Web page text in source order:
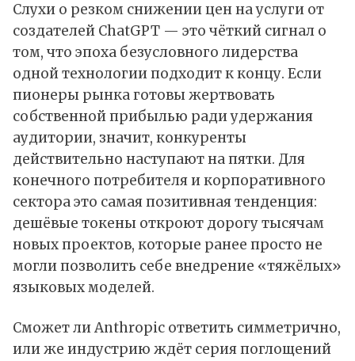
Слухи о резком снижении цен на услуги от
создателей ChatGPT — это чёткий сигнал о
том, что эпоха безусловного лидерства
одной технологии подходит к концу. Если
пионеры рынка готовы жертвовать
собственной прибылью ради удержания
аудитории, значит, конкуренты
действительно наступают на пятки. Для
конечного потребителя и корпоративного
сектора это самая позитивная тенденция:
дешёвые токены откроют дорогу тысячам
новых проектов, которые ранее просто не
могли позволить себе внедрение «тяжёлых»
языковых моделей.
Сможет ли Anthropic ответить симметрично,
или же индустрию ждёт серия поглощений